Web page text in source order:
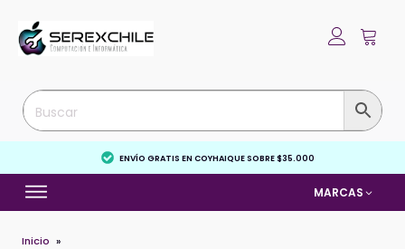
ENVÍO GRATIS EN COYHAIQUE SOBRE $35.000
MARCAS
Inicio »